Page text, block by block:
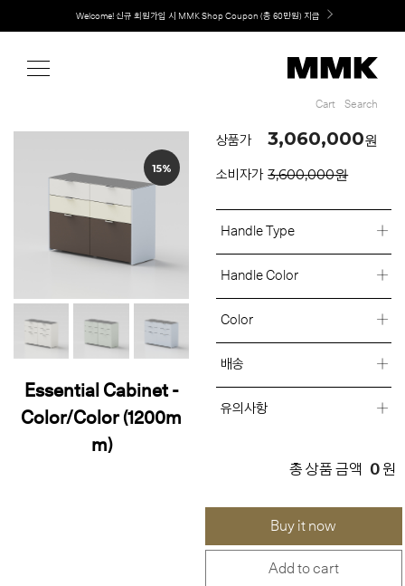
MMK의 새로운 키친 디자인, EXTRUDE 익스트루드 라인 출시
Cart Search
Essential Cabinet -
Color/Color (1200m
m)
15%
상품가 3,060,000원
소비자가 3,600,000원
Handle Type
Handle Color
Color
배송
유의사항
총 상품 금액 0 원
Buy it now
Add to cart